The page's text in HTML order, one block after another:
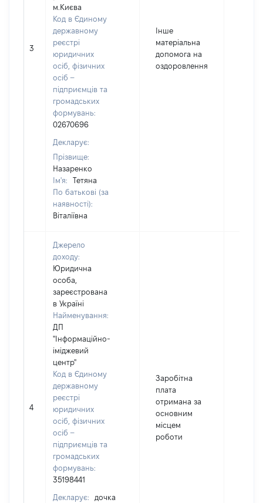
3
м.Києва
Код в Єдиному
державному
реєстрі
юридичних
осіб, фізичних
осіб –
підприємців та
громадських
формувань:
02670696
Декларує:
Прізвище:
Назаренко
Ім'я:
Тетяна
По батькові (за
наявності):
Віталіївна
Інше
матеріальна
допомога на
оздоровлення
4
Джерело
доходу:
Юридична
особа,
зареєстрована
в Україні
Найменування:
ДП
"Інформаційно-
іміджевий
центр"
Код в Єдиному
державному
реєстрі
юридичних
осіб, фізичних
осіб –
підприємців та
громадських
формувань:
35198441
Декларує:
дочка
Заробітна
плата
отримана за
основним
місцем
роботи